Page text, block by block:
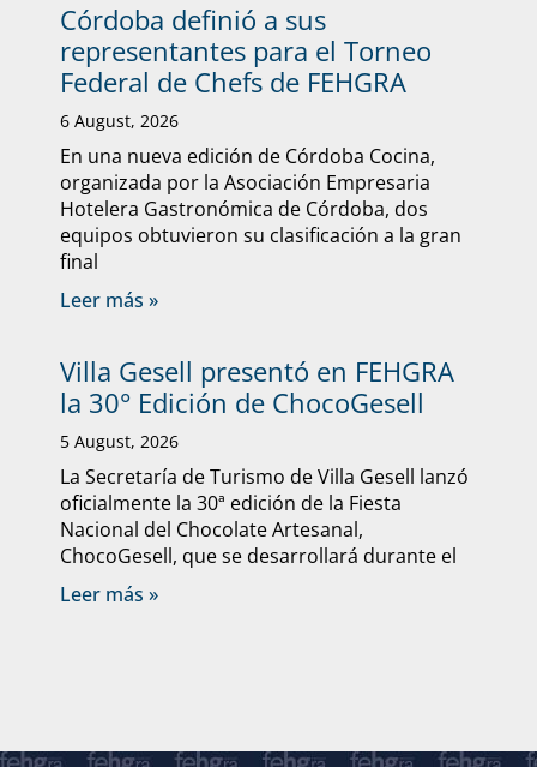
Córdoba definió a sus
representantes para el Torneo
Federal de Chefs de FEHGRA
6 August, 2026
En una nueva edición de Córdoba Cocina,
organizada por la Asociación Empresaria
Hotelera Gastronómica de Córdoba, dos
equipos obtuvieron su clasificación a la gran
final
Leer más »
Villa Gesell presentó en FEHGRA
la 30° Edición de ChocoGesell
5 August, 2026
La Secretaría de Turismo de Villa Gesell lanzó
oficialmente la 30ª edición de la Fiesta
Nacional del Chocolate Artesanal,
ChocoGesell, que se desarrollará durante el
Leer más »